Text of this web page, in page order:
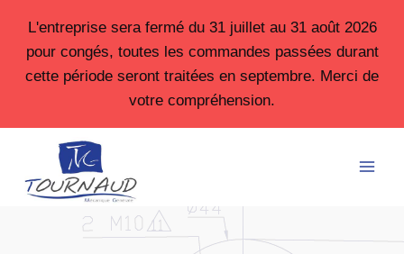
contenu
L'entreprise sera fermé du 31 juillet au 31 août 2026
pour congés, toutes les commandes passées durant
cette période seront traitées en septembre. Merci de
votre compréhension.